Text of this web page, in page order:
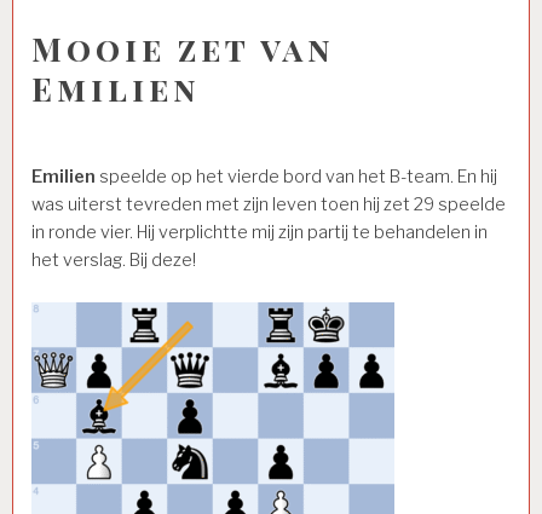
Mooie zet van
Emilien
Emilien speelde op het vierde bord van het B-team. En hij
was uiterst tevreden met zijn leven toen hij zet 29 speelde
in ronde vier. Hij verplichtte mij zijn partij te behandelen in
het verslag. Bij deze!